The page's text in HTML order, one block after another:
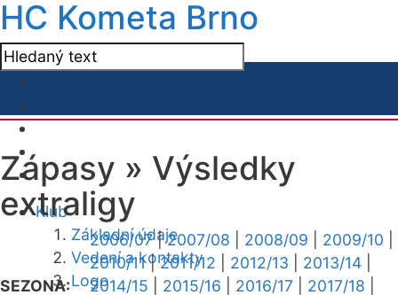
HC Kometa Brno
Klub
Základní údaje
Vedení a kontakty
Logo
Zápasy » Výsledky
extraligy
SEZONA:
2006/07|2007/08 2008/09 2009/10
2010/11|2011/12 2012/13 2013/14
2014/15
2015/16 2016/17 2017/18